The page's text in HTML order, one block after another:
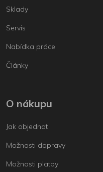
Sklady
Servis
Nabídka práce
Články
O nákupu
Jak objednat
Možnosti dopravy
Možnosti platby